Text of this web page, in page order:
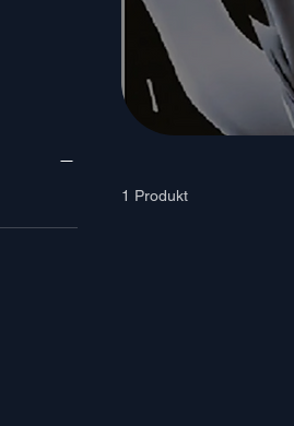
1 Produkt